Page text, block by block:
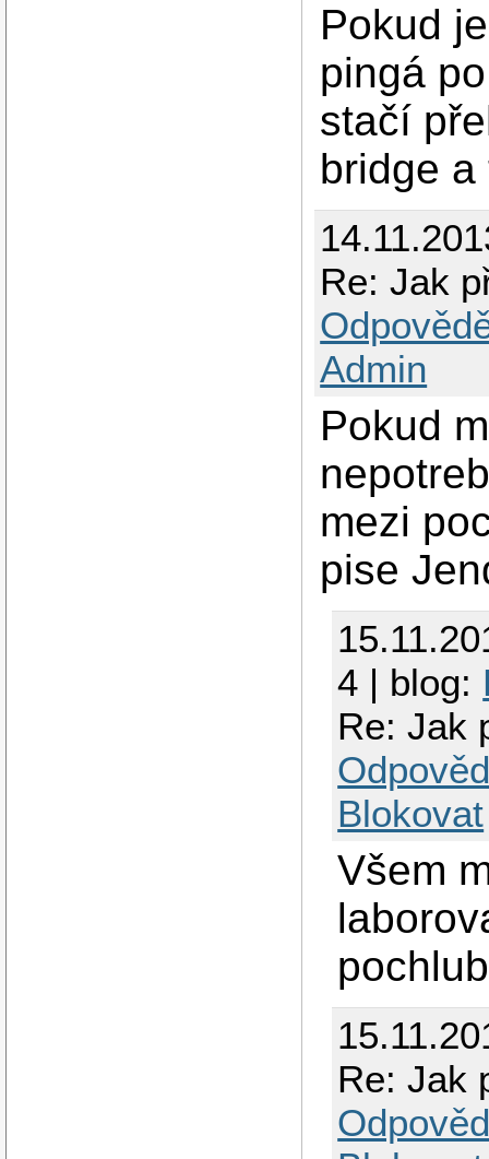
Pokud
pingá
stačí
bridge
Re: Jak
Admin
Pokud
mezi
pise
4 | blog:
Re: Jak
Blokovat
Všem
Re: Jak